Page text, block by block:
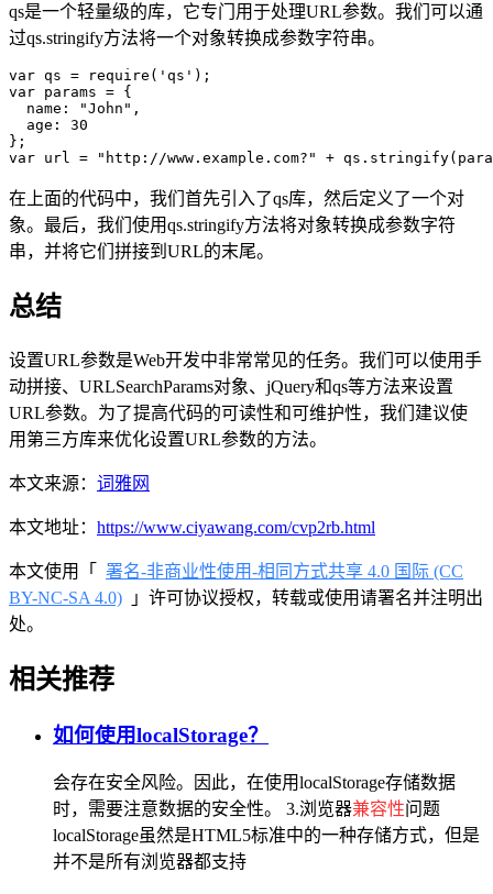
qs是一个轻量级的库，它专门用于处理URL参数。我们可以通
过qs.stringify方法将一个对象转换成参数字符串。
var qs = require('qs');
var params = {
  name: "John",
  age: 30
};
在上面的代码中，我们首先引入了qs库，然后定义了一个对
象。最后，我们使用qs.stringify方法将对象转换成参数字符
串，并将它们拼接到URL的末尾。
总结
设置URL参数是Web开发中非常常见的任务。我们可以使用手
动拼接、URLSearchParams对象、jQuery和qs等方法来设置
URL参数。为了提高代码的可读性和可维护性，我们建议使
用第三方库来优化设置URL参数的方法。
本文来源： 词雅网
本文地址： https://www.ciyawang.com/cvp2rb.html
本文使用「 署名-非商业性使用-相同方式共享 4.0 国际 (CC
BY-NC-SA 4.0) 」许可协议授权，转载或使用请署名并注明出
处。
相关推荐
如何使用localStorage？
会存在安全风险。因此，在使用localStorage存储数据
时，需要注意数据的安全性。 3.浏览器兼容性问题
localStorage虽然是HTML5标准中的一种存储方式，但是
并不是所有浏览器都支持